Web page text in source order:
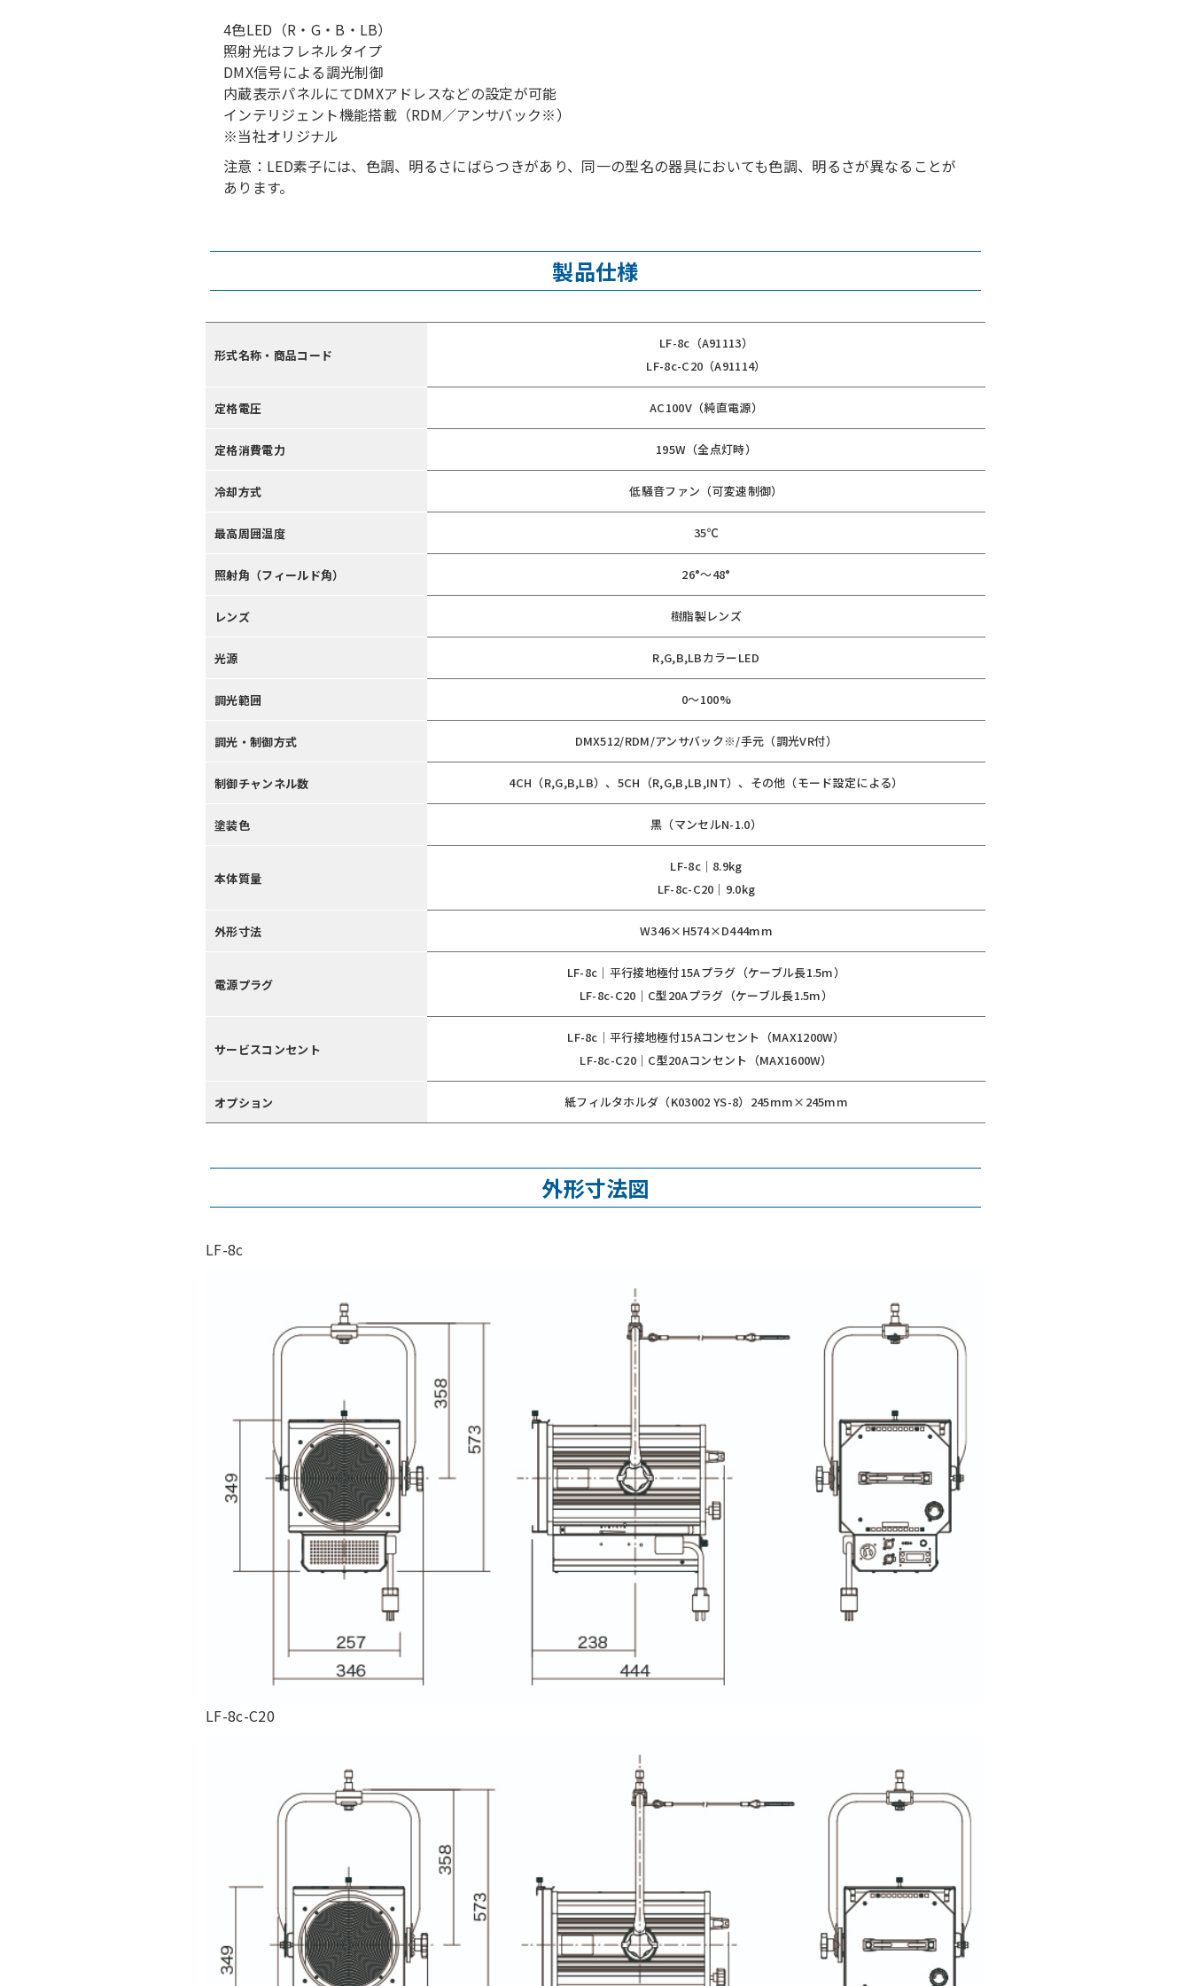
4色LED（R・G・B・LB）
照射光はフレネルタイプ
DMX信号による調光制御
内蔵表示パネルにてDMXアドレスなどの設定が可能
インテリジェント機能搭載（RDM／アンサバック※）
※当社オリジナル
注意：LED素子には、色調、明るさにばらつきがあり、同一の型名の器具においても色調、明るさが異なることが
あります。
製品仕様
形式名称・商品コード
LF-8c（A91113）
LF-8c-C20（A91114）
定格電圧 AC100V（純直電源）
定格消費電力 195W（全点灯時）
冷却方式 低騒音ファン（可変速制御）
最高周囲温度 35℃
照射角（フィールド角） 26°～48°
レンズ 樹脂製レンズ
光源 R,G,B,LBカラーLED
調光範囲 0〜100%
調光・制御方式 DMX512/RDM/アンサバック※/手元（調光VR付）
制御チャンネル数 4CH（R,G,B,LB）、5CH（R,G,B,LB,INT）、その他（モード設定による）
塗装色 黒（マンセルN-1.0）
本体質量
LF-8c｜8.9kg
LF-8c-C20｜9.0kg
外形寸法 W346×H574×D444mm
電源プラグ
LF-8c｜平行接地極付15Aプラグ（ケーブル長1.5m）
LF-8c-C20｜C型20Aプラグ（ケーブル長1.5m）
サービスコンセント
LF-8c｜平行接地極付15Aコンセント（MAX1200W）
LF-8c-C20｜C型20Aコンセント（MAX1600W）
オプション 紙フィルタホルダ（K03002 YS-8）245mm×245mm
外形寸法図
LF-8c
LF-8c-C20